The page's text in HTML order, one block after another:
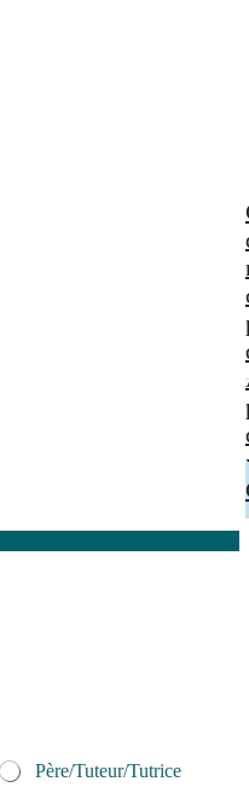
Père/Tuteur/Tutrice